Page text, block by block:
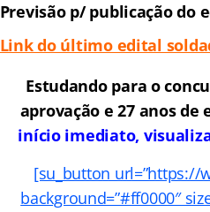
Previsão p/ publicação do
Link do último edital
Estudando para o
aprovação e 27 anos
início imediato,
[su_button url=”https://
background=”#ff0000″